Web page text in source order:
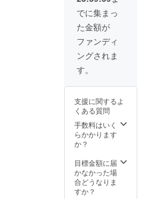
た、自
社WEB
販売サ
イトの
スポン
サ一覧
の最上
せて頂
きま
す。 ご
支援い
ただい
は別途
お礼
メール
をお送
やすく
なりま
す) ※モ
デル：
身長
171cm
体重
W28着
用 製品
の返
品・交
換は1回
のみ受
ユニオ
ンスペ
シャル
下さ
い。 繰
り返し
付け外
しをす
る事で
段々と
てきま
す。 (誰
かにウ
エスト
部分を
引っ
トして
もらう
と閉め
き、ま
ず最初
に1度
洗って
から穿
いて下
場合、
ボタン
を閉め
る工程
はかな
り苦し
が、頑
張って
閉めて
穿きジ
ワを
しっか
り出し
たい方
は普段
を。縮
むこと
を考慮
して、
ある程
度の余
方は1サ
イズ上
をお選
シュを
かけて
いない
生デニ
ムとな
ります
ト・レ
は共に
2-5cm
程縮む
事が予
想され
完全に
好みの
問題で
すが、
でに集まっ
た金額が
ファンディ
ングされま
す。
支援に関するよ
くある質問
手数料はいく
らかかります
か？
目標金額に届
かなかった場
合どうなりま
すか？